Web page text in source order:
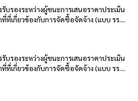
รับรองระหว่างผู้ชนะการเสนอราคาประเมิน
ที่ที่เกี่ยวข้องกับการจัดซื้อจัดจ้าง (แบบ รร....
รับรองระหว่างผู้ชนะการเสนอราคาประเมิน
ที่ที่เกี่ยวข้องกับการจัดซื้อจัดจ้าง (แบบ รร....